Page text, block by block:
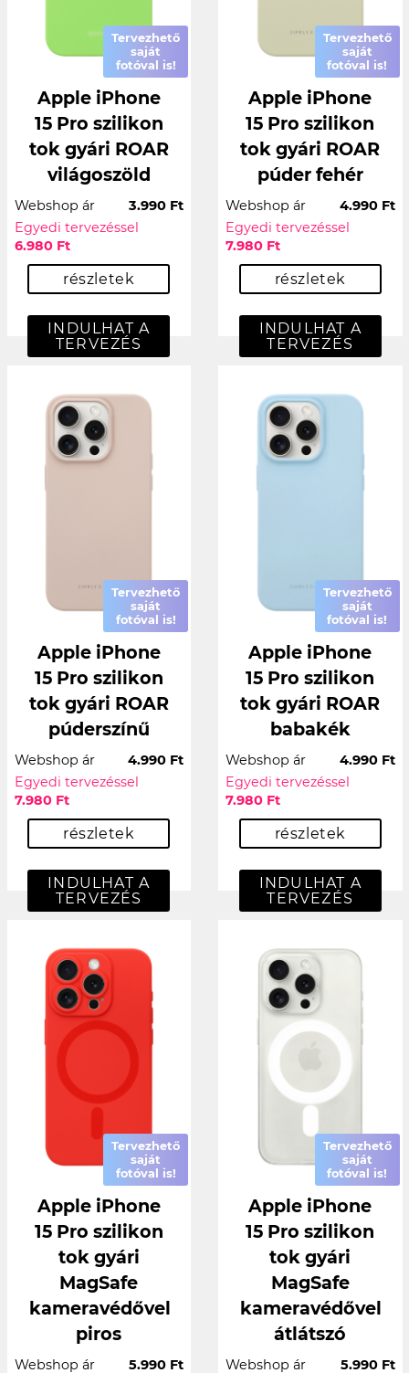
Tervezhető
saját
fotóval is!
Apple iPhone
15 Pro szilikon
tok gyári ROAR
világoszöld
Webshop ár
3.990 Ft
Egyedi tervezéssel
6.980 Ft
részletek
INDULHAT A
TERVEZÉS
Tervezhető
saját
fotóval is!
Apple iPhone
15 Pro szilikon
tok gyári ROAR
púder fehér
Webshop ár
4.990 Ft
Egyedi tervezéssel
7.980 Ft
részletek
INDULHAT A
TERVEZÉS
Tervezhető
saját
fotóval is!
Apple iPhone
15 Pro szilikon
tok gyári ROAR
púderszínű
Webshop ár
4.990 Ft
Egyedi tervezéssel
7.980 Ft
részletek
INDULHAT A
TERVEZÉS
Tervezhető
saját
fotóval is!
Apple iPhone
15 Pro szilikon
tok gyári ROAR
babakék
Webshop ár
4.990 Ft
Egyedi tervezéssel
7.980 Ft
részletek
INDULHAT A
TERVEZÉS
Tervezhető
saját
fotóval is!
Apple iPhone
15 Pro szilikon
tok gyári
MagSafe
kameravédővel
piros
Webshop ár 5.990 Ft
Tervezhető
saját
fotóval is!
Apple iPhone
15 Pro szilikon
tok gyári
MagSafe
kameravédővel
átlátszó
Webshop ár 5.990 Ft